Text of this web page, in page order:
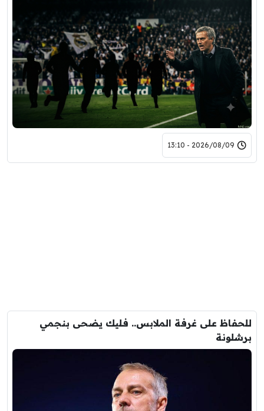
2026/08/09 - 13:10
للحفاظ على غرفة الملابس.. فليك يضحى بنجمي
برشلونة